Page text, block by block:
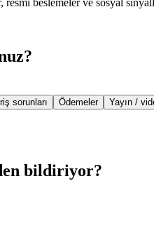
beslemeler ve sosyal
sorunları Ödemeler Yayın /
bildiriyor?